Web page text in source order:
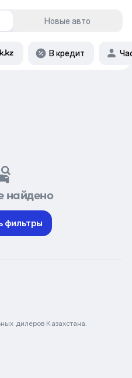
Новые авто
В кредит
найдено
фильтры
дилеров Казахстана.